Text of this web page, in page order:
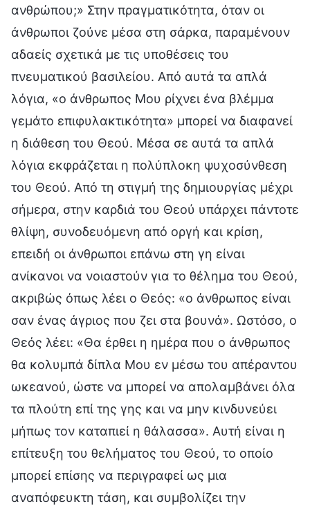
ανθρώπου;» Στην πραγματικότητα, όταν οι
άνθρωποι ζούνε μέσα στη σάρκα, παραμένουν
αδαείς σχετικά με τις υποθέσεις του
πνευματικού βασιλείου. Από αυτά τα απλά
λόγια, «ο άνθρωπος Μου ρίχνει ένα βλέμμα
γεμάτο επιφυλακτικότητα» μπορεί να διαφανεί
η διάθεση του Θεού. Μέσα σε αυτά τα απλά
λόγια εκφράζεται η πολύπλοκη ψυχοσύνθεση
του Θεού. Από τη στιγμή της δημιουργίας μέχρι
σήμερα, στην καρδιά του Θεού υπάρχει πάντοτε
θλίψη, συνοδευόμενη από οργή και κρίση,
επειδή οι άνθρωποι επάνω στη γη είναι
ανίκανοι να νοιαστούν για το θέλημα του Θεού,
ακριβώς όπως λέει ο Θεός: «ο άνθρωπος είναι
σαν ένας άγριος που ζει στα βουνά». Ωστόσο, ο
Θεός λέει: «Θα έρθει η ημέρα που ο άνθρωπος
θα κολυμπά δίπλα Μου εν μέσω του απέραντου
ωκεανού, ώστε να μπορεί να απολαμβάνει όλα
τα πλούτη επί της γης και να μην κινδυνεύει
μήπως τον καταπιεί η θάλασσα». Αυτή είναι η
επίτευξη του θελήματος του Θεού, το οποίο
μπορεί επίσης να περιγραφεί ως μια
αναπόφευκτη τάση, και συμβολίζει την